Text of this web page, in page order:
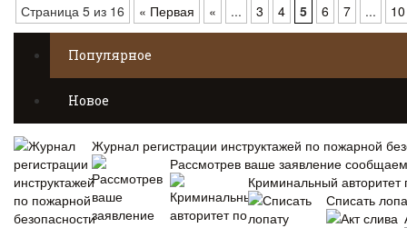
Страница 5 из 16
« Первая « ... 3 4 5 6 7 ... 10
Популярное
Новое
Журнал регистрации инструктажей по пожарной
Рассмотрев ваше заявление
Криминальный авторитет
Списать